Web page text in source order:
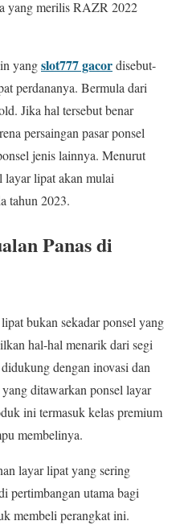
yang merilis RAZR 2022
yangslot777 gacordisebut-
perdananya. Bermula dari
Jika hal tersebut benar
persaingan pasar ponsel
jenis lainnya. Menurut
lipat akan mulai
tahun 2023.
Panas di
bukan sekadar ponsel yang
hal-hal menarik dari segi
dengan inovasi dan
ditawarkan ponsel layar
ini termasuk kelas premium
membelinya.
layar lipat yang sering
pertimbangan utama bagi
membeli perangkat ini.